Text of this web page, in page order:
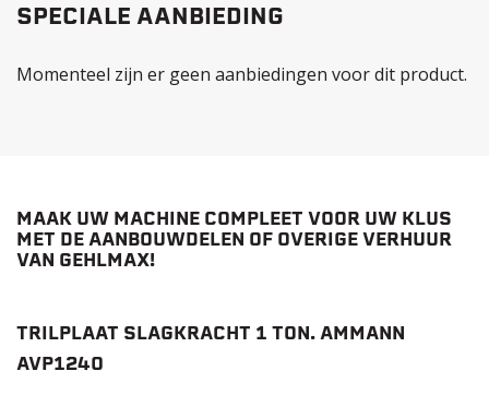
SPECIALE AANBIEDING
Momenteel zijn er geen aanbiedingen voor dit product.
MAAK UW MACHINE COMPLEET VOOR UW KLUS
MET DE AANBOUWDELEN OF OVERIGE VERHUUR
VAN GEHLMAX!
TRILPLAAT SLAGKRACHT 1 TON. AMMANN
AVP1240